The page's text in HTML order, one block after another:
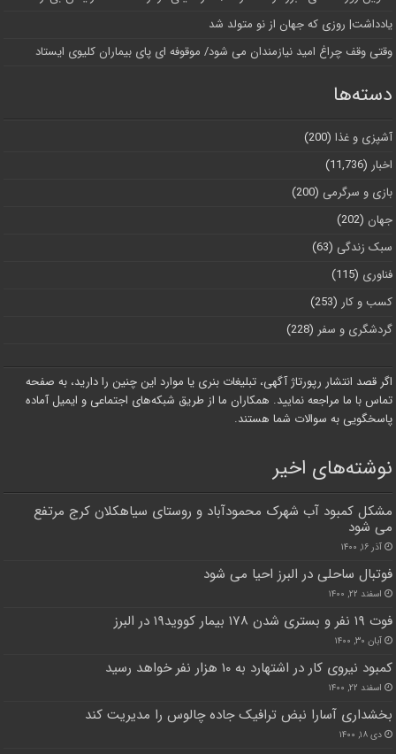
یادداشت| روزی که جهان از نو متولد شد
وقتی وقف چراغ امید نیازمندان می شود/ موقوفه ای پای بیماران کلیوی ایستاد
دسته‌ها
آشپزی و غذا (200)
اخبار (11,736)
بازی و سرگرمی (200)
جهان (202)
سبک زندگی (63)
فناوری (115)
کسب و کار (253)
گردشگری و سفر (228)
اگر قصد انتشار رپورتاژ آگهی، تبلیغات بنری یا موارد این چنین را دارید، به صفحه
تماس با ما مراجعه نمایید. همکاران ما از طریق شبکه‌های اجتماعی و ایمیل آماده
پاسخگویی به سوالات شما هستند.
نوشته‌های اخیر
مشکل کمبود آب شهرک محمودآباد و روستای سیاهکلان کرج مرتفع
می شود
آذر ۱۶, ۱۴۰۰
فوتبال ساحلی در البرز احیا می شود
اسفند ۲۲, ۱۴۰۰
فوت ۱۹ نفر و بستری شدن ۱۷۸ بیمار کووید۱۹ در البرز
آبان ۳۰, ۱۴۰۰
کمبود نیروی کار در اشتهارد به ۱۰ هزار نفر خواهد رسید
اسفند ۲۲, ۱۴۰۰
بخشداری آسارا نبض ترافیک جاده چالوس را مدیریت کند
دی ۱۸, ۱۴۰۰